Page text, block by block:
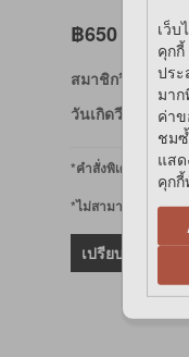
฿650
สมาชิกวีไอพี
วันเกิดวีไอพี
*คำสั่งพิเศษ
*ไม่สามารถออนไลน์
เปรียบเทียบ
เว็บ
คุก
ประ
มา
ค่า
ชม
แส
คุก